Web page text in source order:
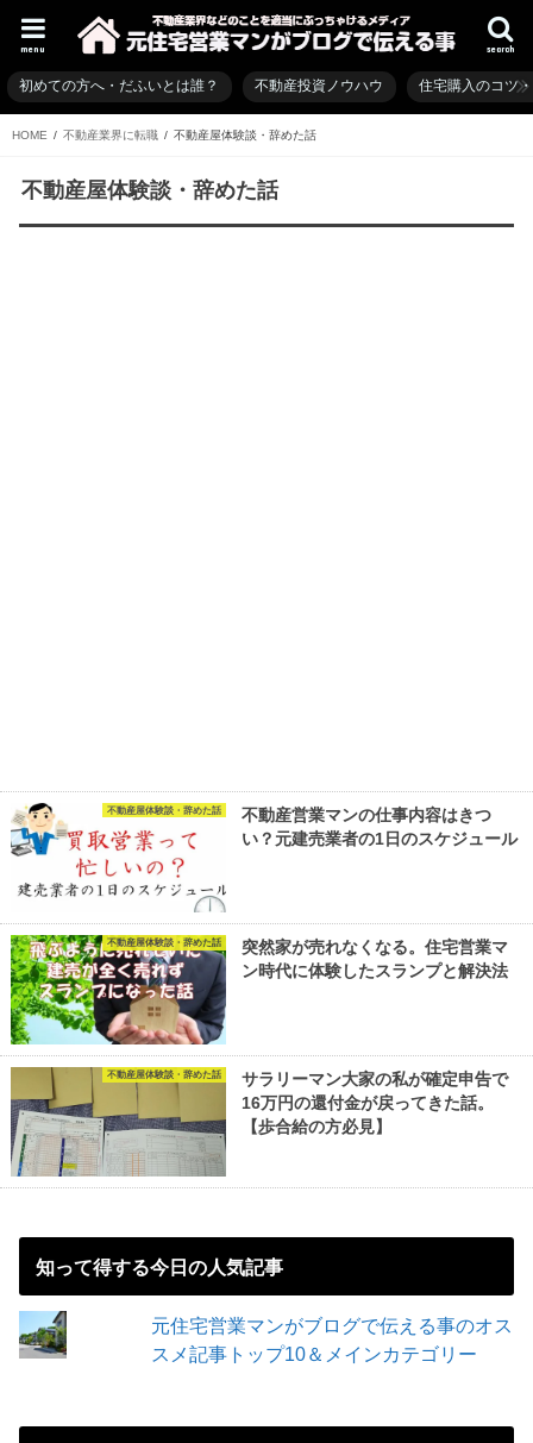
search
menu
初めての方へ・だふいとは誰？ 不動産投資ノウハウ 住宅購入のコツ
HOME 不動産業界に転職 不動産屋体験談・辞めた話
不動産屋体験談・辞めた話
不動産屋体験談・辞めた話
不動産営業マンの仕事内容はきつ
い？元建売業者の1日のスケジュール
不動産屋体験談・辞めた話
突然家が売れなくなる。住宅営業マ
ン時代に体験したスランプと解決法
不動産屋体験談・辞めた話
サラリーマン大家の私が確定申告で
16万円の還付金が戻ってきた話。
【歩合給の方必見】
知って得する今日の人気記事
元住宅営業マンがブログで伝える事のオス
スメ記事トップ10＆メインカテゴリー